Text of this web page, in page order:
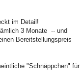
im Detail!
3 Monate -- und
Bereitstellungspreis
"Schnäppchen" für